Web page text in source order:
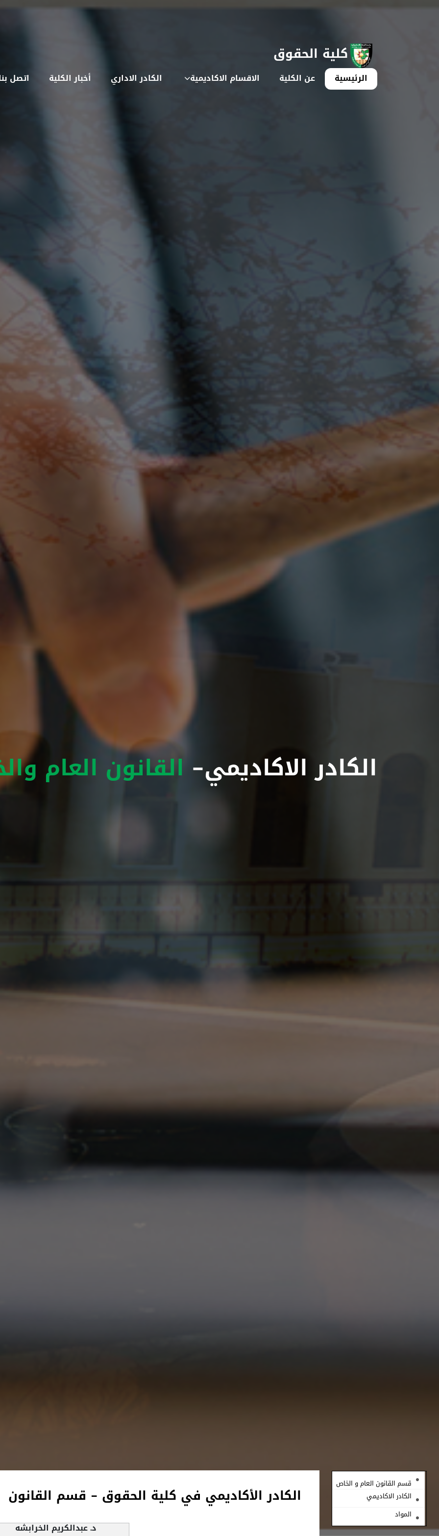
كلية الحقوق
الرئيسية عن الكلية الاقسام الاكاديمية الكادر الاداري أخبار الكلية اتصل
الكادر الاكاديمي- القانون العام
قسم القانون العام و الخاص
الكادر الاكاديمي
المواد
الكادر الأكاديمي في كلية الحقوق - قسم القانون
د. عبدالكريم الخرابشه